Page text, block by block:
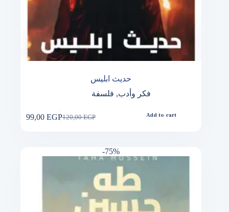
حديث ابليس
فكر وأدب, فلسفة
120,00EGP
Original
99,00 EGPCurrent
Add to cart
-75%